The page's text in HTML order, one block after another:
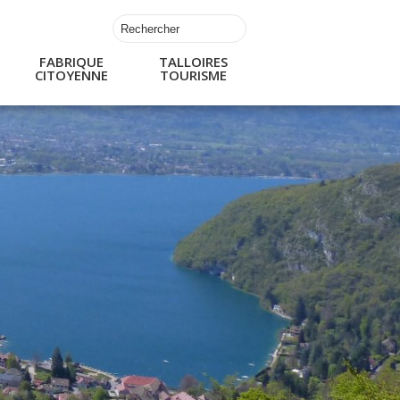
FABRIQUE
CITOYENNE
TALLOIRES
TOURISME